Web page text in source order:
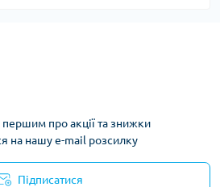
першим про акції та знижки
на нашу e-mail розсилку
Підписатися